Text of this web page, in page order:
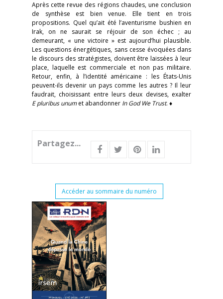
Après cette revue des régions chaudes, une conclusion
de synthèse est bien venue. Elle tient en trois
propositions. Quel qu’ait été l’aventurisme bushien en
Irak, on ne saurait se réjouir de son échec ; au
demeurant, « une victoire » est aujourd’hui plausible.
Les questions énergétiques, sans cesse évoquées dans
le discours des stratégistes, doivent être laissées à leur
place, laquelle est commerciale et non pas militaire.
Retour, enfin, à l’identité américaine : les États-Unis
peuvent-ils devenir un pays comme les autres ? Il leur
faudrait, choisissant entre leurs deux devises, exalter
E pluribus unumet abandonner In God We Trust. ♦
Partagez...
Accéder au sommaire du numéro